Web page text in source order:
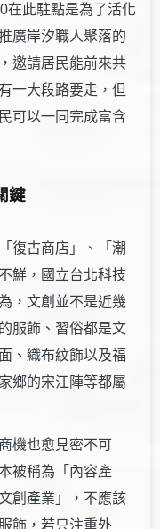
在此駐點是為了活化
廣岸汐職人聚落的
邀請居民能前來共
一大段路要走，但
可以一同完成富含
鍵
復古商店」、「潮
鮮，國立台北科技
，文創並不是近幾
服飾、習俗都是文
、織布紋飾以及福
鄉的宋江陣等都屬
機也愈見密不可
被稱為「內容產
創產業」，不應該
飾，若只注重外